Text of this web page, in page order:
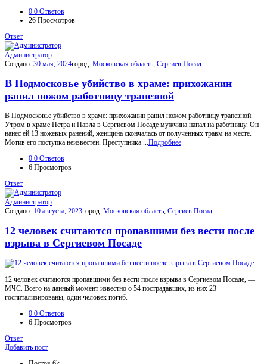
0 0 Ответов
26 Просмотров
Ответ
Администратор
Создано: 30 мая, 2024город: Московская область, Сергиев Посад
В Подмосковье убийство в храме: прихожанин
ранил ножом работницу трапезной
В Подмосковье убийство в храме: прихожанин ранил ножом работницу трапезной.
Утром в храме Петра и Павла в Сергиевом Посаде мужчина напал на работницу. Он
нанес ей 13 ножевых ранений, женщина скончалась от полученных травм на месте.
Мотив его поступка неизвестен. Преступника ...Подробнее
0 0 Ответов
6 Просмотров
Ответ
Администратор
Создано: 10 августа, 2023город: Московская область, Сергиев Посад
12 человек считаются пропавшими без вести после
взрыва в Сергиевом Посаде
12 человек считаются пропавшими без вести после взрыва в Сергиевом Посаде, —
МЧС. Всего на данный момент известно о 54 пострадавших, из них 23
госпитализированы, один человек погиб.
0 0 Ответов
6 Просмотров
Ответ
Боковая
Добавить пост